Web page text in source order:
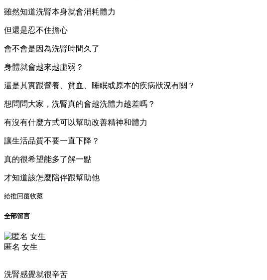
雖然知道洗腎本身就會消耗體力
但還是忍不住擔心
會不會是因為洗腎時間久了
身體就會越來越虛弱？
還是其實跟營養、貧血、睡眠或原本的疾病狀況有關？
想問問大家，洗腎真的會越洗體力越差嗎？
有沒有什麼方式可以幫助改善精神和體力
讓生活品質不要一直下降？
真的很希望能多了解一點
才知道該怎麼陪伴跟幫助他
給推回覆收藏
全部留言
匿名 女生
洗腎感覺就很辛苦